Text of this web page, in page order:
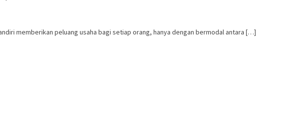
memberikan peluang usaha bagi setiap orang, hanya dengan bermodal antara […]